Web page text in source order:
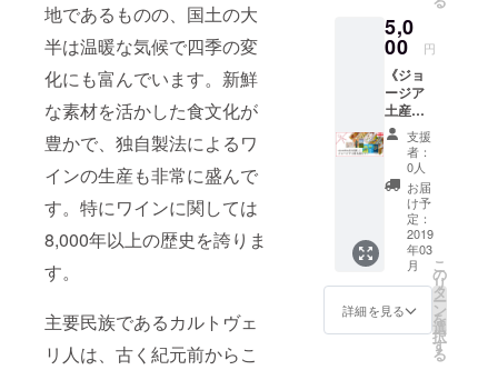
地であるものの、国土の大
半は温暖な気候で四季の変
化にも富んでいます。新鮮
な素材を活かした食文化が
豊かで、独自製法によるワ
インの生産も非常に盛んで
す。特にワインに関しては
8,000年以上の歴史を誇りま
す。
主要民族であるカルトヴェ
リ人は、古く紀元前からこ
までも
目安と
なり、
保証す
るもの
ではあ
りませ
ん。小
さなゲ
ストハ
ウスで
ベッド
数が限
られて
いるた
室の際
はご希
旨お知
らせく
ださ
い。
ニック
ネーム
可 ※上
記写真
はイ
メージ
とな
り、ポ
スト
カード
のデザ
到着ま
でのお
択した
後に表
るペー
ジのプ
ルダウ
ンに
て、ご
希望さ
れる1点
をお選
びくだ
さい。
ご選択
のない
こちら
のお任
し加え
るだけ
で風味
が増
し、
ジョー
ジア料
理だけ
でなく
いろい
ろな料
理に合
います
ので、
この機
会に是
非お試
券 ②
ウェル
カムワ
イン1杯
付 ③朝
食2回付
④コー
ヒー・
紅茶飲
み放題
⑤洗濯
機1回無
礼のお
手紙
nicoと
Tallyか
5,0
00 円
《ジョ
ージア
土産：
チョコ
レート
＋ポス
トカー
ドコー
ス》 ①
チョコ
レート
ジョー
ジアの
かわい
いパッ
支援
者：
0人
お届
け予
定：
2019
年03
月
詳細を見る
こ
の
リ
タ
ー
ン
を
選
択
す
る